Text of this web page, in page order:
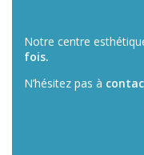
Notre centre
fois.
N’hésitez pas à